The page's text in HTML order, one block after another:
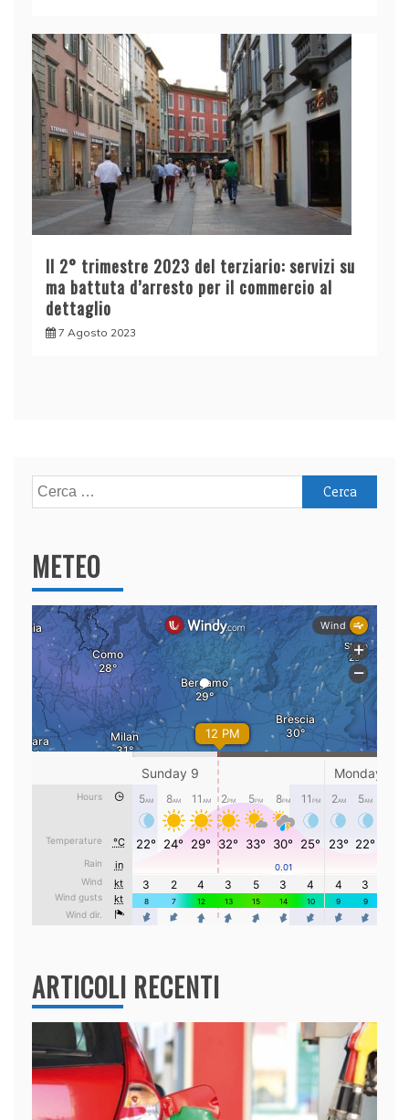
Il 2° trimestre 2023 del terziario: servizi su
ma battuta d’arresto per il commercio al
dettaglio
7 Agosto 2023
Ricerca
per:
METEO
ARTICOLI RECENTI